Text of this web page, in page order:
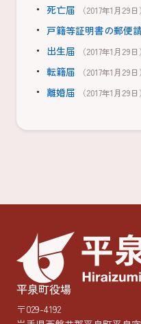
死亡届 （2017年1月29日）
戸籍等証明書の郵便
出生届 （2017年1月29日）
転籍届 （2017年1月29日）
離婚届 （2017年1月29日）
平泉町役場
〒029-4192